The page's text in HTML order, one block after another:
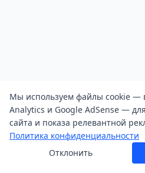
Мы используем файлы cookie —
Analytics и Google AdSense —
сайта и показа релевантной
Политика конфиденциальности
Отклонить